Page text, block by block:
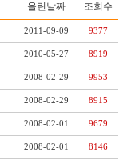
올린날짜 조회수
2011-09-09 9377
2010-05-27 8919
2008-02-29 9953
2008-02-29 8915
2008-02-01 9679
2008-02-01 8146